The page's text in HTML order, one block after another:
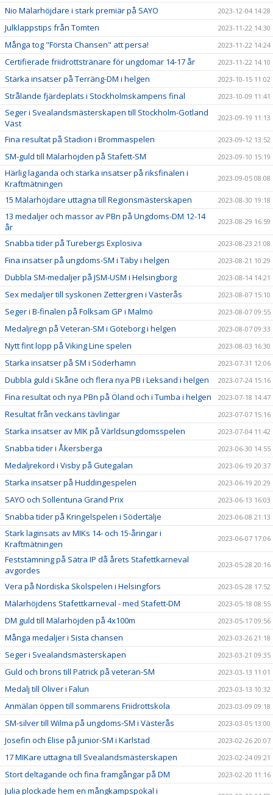
Nio Mälarhöjdare i stark premiär på SAYO 2023-12-04 14:28
Julklappstips från Tomten 2023-11-22 14:30
Många tog "Första Chansen" att persa! 2023-11-22 14:24
Certifierade friidrottstränare för ungdomar 14-17 år 2023-11-22 14:10
Starka insatser på Terräng-DM i helgen 2023-10-15 11:02
Strålande fjärdeplats i Stockholmskampens final 2023-10-09 11:41
Seger i Svealandsmästerskapen till Stockholm-Gotland
Väst
2023-09-19 11:13
Fina resultat på Stadion i Brommaspelen 2023-09-12 13:52
SM-guld till Mälarhöjden på Stafett-SM 2023-09-10 15:19
Härlig laganda och starka insatser på riksfinalen i
Kraftmätningen
2023-09-05 08:08
15 Mälarhöjdare uttagna till Regionsmästerskapen 2023-08-30 19:18
13 medaljer och massor av PBn på Ungdoms-DM 12-14
år
2023-08-29 16:59
Snabba tider på Turebergs Explosiva 2023-08-23 21:08
Fina insatser på ungdoms-SM i Täby i helgen 2023-08-21 10:29
Dubbla SM-medaljer på JSM-USM i Helsingborg 2023-08-14 14:21
Sex medaljer till syskonen Zettergren i Västerås 2023-08-07 15:10
Seger i B-finalen på Folksam GP i Malmö 2023-08-07 09:55
Medaljregn på Veteran-SM i Göteborg i helgen 2023-08-07 09:33
Nytt fint lopp på Viking Line spelen 2023-08-03 16:30
Starka insatser på SM i Söderhamn 2023-07-31 12:06
Dubbla guld i Skåne och flera nya PB i Leksand i helgen 2023-07-24 15:16
Fina resultat och nya PBn på Öland och i Tumba i helgen 2023-07-18 14:47
Resultat från veckans tävlingar 2023-07-07 15:16
Starka insatser av MIK på Världsungdomsspelen 2023-07-04 11:42
Snabba tider i Åkersberga 2023-06-30 14:55
Medaljrekord i Visby på Gutegalan 2023-06-19 20:37
Starka insatser på Huddingespelen 2023-06-19 20:29
SAYO och Sollentuna Grand Prix 2023-06-13 16:03
Snabba tider på Kringelspelen i Södertälje 2023-06-08 21:13
Stark laginsats av MIKs 14- och 15-åringar i
Kraftmätningen
2023-06-07 17:06
Feststämning på Sätra IP då årets Stafettkarneval
avgordes
2023-05-28 20:16
Vera på Nordiska Skolspelen i Helsingfors 2023-05-28 17:52
Mälarhöjdens Stafettkarneval - med Stafett-DM 2023-05-18 08:55
DM guld till Mälarhöjden på 4x100m 2023-05-17 09:56
Många medaljer i Sista chansen 2023-03-26 21:18
Seger i Svealandsmästerskapen 2023-03-21 09:35
Guld och brons till Patrick på veteran-SM 2023-03-13 11:01
Medalj till Oliver i Falun 2023-03-13 10:32
Anmälan öppen till sommarens Friidrottskola 2023-03-09 09:18
SM-silver till Wilma på ungdoms-SM i Västerås 2023-03-05 13:00
Josefin och Elise på junior-SM i Karlstad 2023-02-26 20:07
17 MIKare uttagna till Svealandsmästerskapen 2023-02-24 09:21
Stort deltagande och fina framgångar på DM 2023-02-20 11:16
Julia plockade hem en mångkampspokal i